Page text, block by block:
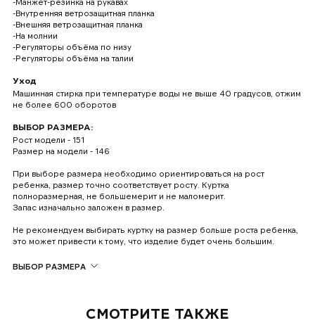
-Внутренняя ветрозащитная планка
-Внешняя ветрозащитная планка
-На молнии
-Регуляторы объёма по низу
-Регуляторы объёма на талии
Уход
Машинная стирка при температуре воды не выше 40 градусов, отжим
не более 600 оборотов
ВЫБОР РАЗМЕРА:
Рост модели - 151
Размер на модели - 146
При выборе размера необходимо ориентироваться на рост
ребенка, размер точно соответствует росту. Куртка
полноразмерная, не большемерит и не маломерит.
Запас изначально заложен в размер.
Не рекомендуем выбирать куртку на размер больше роста ребенка,
это может привести к тому, что изделие будет очень большим.
ВЫБОР РАЗМЕРА
СМОТРИТЕ ТАКЖЕ